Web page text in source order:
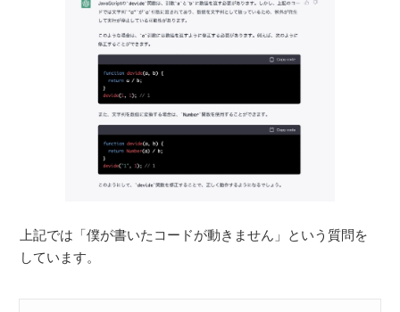
上記では「僕が書いたコードが動きません」という質問を
しています。